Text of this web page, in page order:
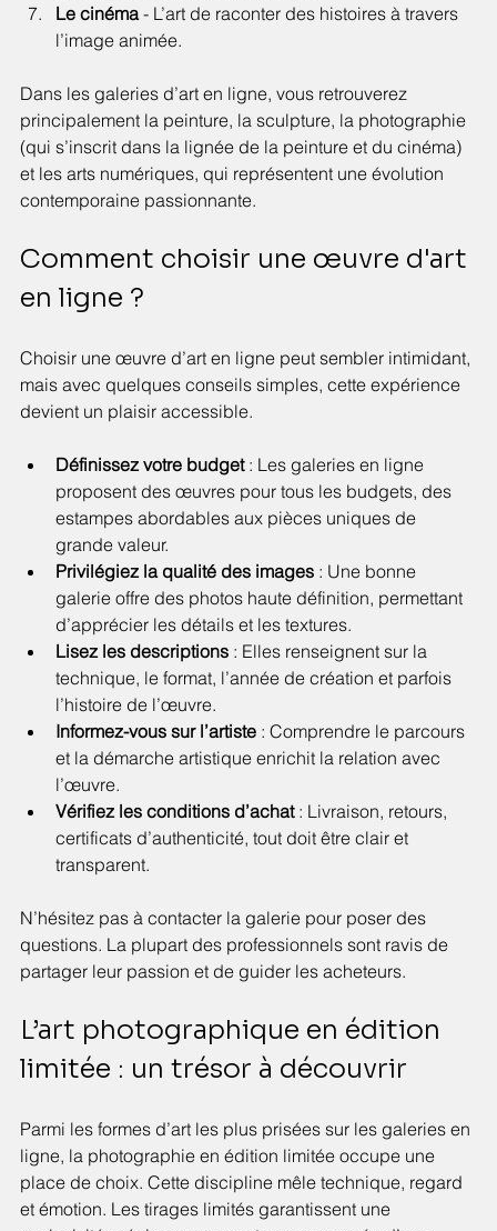
Le cinéma - L’art de raconter des histoires à travers
l’image animée.
Dans les galeries d’art en ligne, vous retrouverez
principalement la peinture, la sculpture, la photographie
(qui s’inscrit dans la lignée de la peinture et du cinéma)
et les arts numériques, qui représentent une évolution
contemporaine passionnante.
Comment choisir une œuvre d'art
en ligne ?
Choisir une œuvre d’art en ligne peut sembler intimidant,
mais avec quelques conseils simples, cette expérience
devient un plaisir accessible.
Définissez votre budget : Les galeries en ligne
proposent des œuvres pour tous les budgets, des
estampes abordables aux pièces uniques de
grande valeur.
Privilégiez la qualité des images : Une bonne
galerie offre des photos haute définition, permettant
d’apprécier les détails et les textures.
Lisez les descriptions : Elles renseignent sur la
technique, le format, l’année de création et parfois
l’histoire de l’œuvre.
Informez-vous sur l’artiste : Comprendre le parcours
et la démarche artistique enrichit la relation avec
l’œuvre.
Vérifiez les conditions d’achat : Livraison, retours,
certificats d’authenticité, tout doit être clair et
transparent.
N’hésitez pas à contacter la galerie pour poser des
questions. La plupart des professionnels sont ravis de
partager leur passion et de guider les acheteurs.
L’art photographique en édition
limitée : un trésor à découvrir
Parmi les formes d’art les plus prisées sur les galeries en
ligne, la photographie en édition limitée occupe une
place de choix. Cette discipline mêle technique, regard
et émotion. Les tirages limités garantissent une